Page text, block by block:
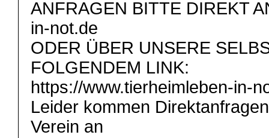
ANFRAGEN BITTE DIREKT
in-not.de
ODER ÜBER UNSERE
FOLGENDEM LINK:
https://www.tierheimleben-in-
Leider kommen
Verein an